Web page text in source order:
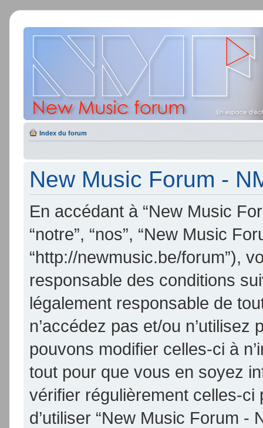
Index du forum
New Music Forum -
En accédant à “New Music
“notre”, “nos”, “New Music
“http://newmusic.be/forum”),
responsable des conditions
légalement responsable de
n’accédez pas et/ou
pouvons modifier celles-ci à
tout pour que vous en soyez
vérifier régulièrement celles-
d’utiliser “New Music Forum -